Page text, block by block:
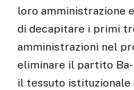
loro amministrazione
di decapitare i primi
amministrazioni nel
eliminare il partito
il tessuto istituzionale